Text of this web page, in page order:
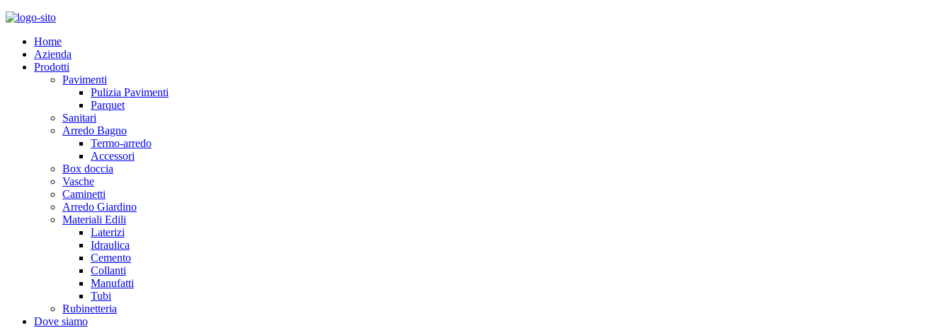
Home
Azienda
Prodotti
Pavimenti
Pulizia Pavimenti
Parquet
Sanitari
Arredo Bagno
Termo-arredo
Accessori
Box doccia
Vasche
Caminetti
Arredo Giardino
Materiali Edili
Laterizi
Idraulica
Cemento
Collanti
Manufatti
Tubi
Rubinetteria
Dove siamo